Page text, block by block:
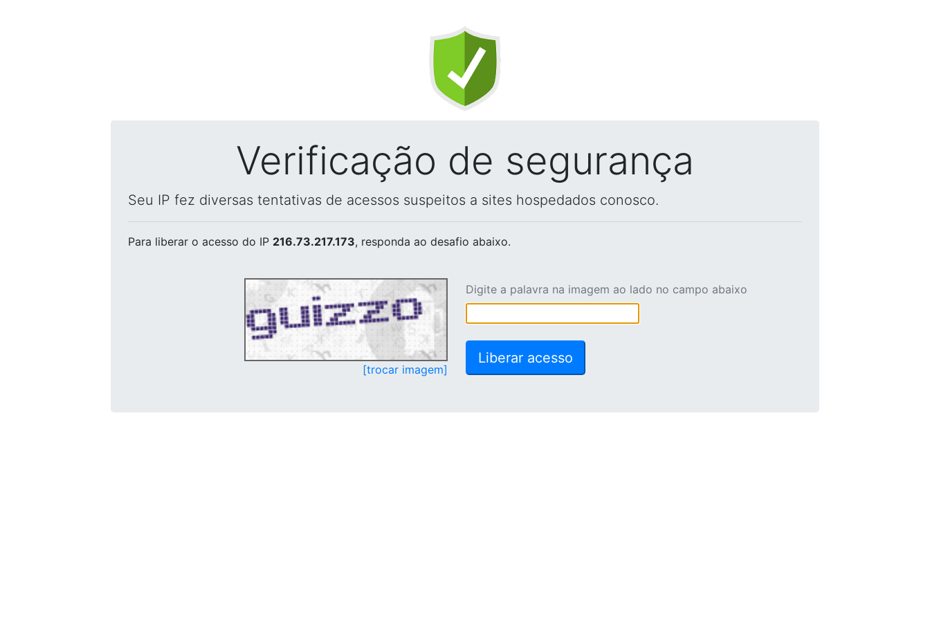
Verificação de segurança
Seu IP fez diversas tentativas de acessos suspeitos a sites hospedados conosco.
Para liberar o acesso do IP 216.73.217.173, responda ao desafio abaixo.
[trocar imagem]
Digite a palavra na imagem ao lado no campo abaixo